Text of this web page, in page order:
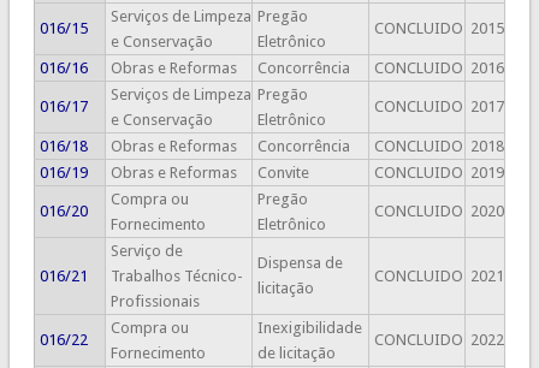
016/15
Serviços de Limpeza
e Conservação
Pregão
Eletrônico
CONCLUIDO 2015
016/16 Obras e Reformas Concorrência CONCLUIDO 2016
016/17
Serviços de Limpeza
e Conservação
Pregão
Eletrônico
CONCLUIDO 2017
016/18 Obras e Reformas Concorrência CONCLUIDO 2018
016/19
Obras e Reformas Convite CONCLUIDO 2019
016/20
Compra ou
Fornecimento
Pregão
Eletrônico
CONCLUIDO 2020
016/21
Serviço de
Trabalhos Técnico-
Profissionais
Dispensa de
licitação
CONCLUIDO 2021
016/22
Compra ou
Fornecimento
Inexigibilidade
de licitação
CONCLUIDO 2022